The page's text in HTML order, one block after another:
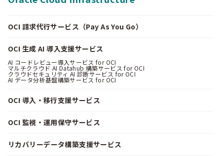
OCI 請求代行サービス（Pay As You Go）
OCI 生成 AI 導入支援サービス
AI コードレビュー導入サービス for OCI
マルチクラウド AI Datahub 構築サービス for OCI
クラウドセキュリティ AI 診断サービス for OCI
AI データ分析基盤構築サービス for OCI
OCI 導入・移行支援サービス
OCI 監視・運用保守サービス
リカバリーデータ構築支援サービス